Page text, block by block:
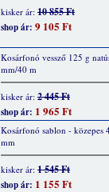
kisker ár: 10 855 Ft
shop ár: 9 105 Ft
Kosárfonó vessző 125 g
mm/40 m
kisker ár: 2 445 Ft
shop ár: 1 965 Ft
Kosárfonó sablon - közepes
mm
kisker ár: 1 545 Ft
shop ár: 1 155 Ft